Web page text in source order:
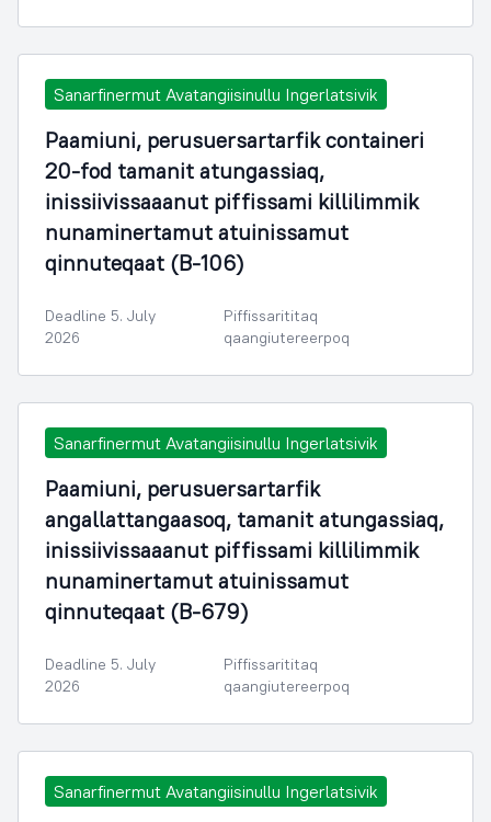
Sanarfinermut Avatangiisinullu Ingerlatsivik
Paamiuni, perusuersartarfik containeri
20-fod tamanit atungassiaq,
inissiivissaaanut piffissami killilimmik
nunaminertamut atuinissamut
qinnuteqaat (B-106)
Deadline 5. July
2026
Piffissarititaq
qaangiutereerpoq
Sanarfinermut Avatangiisinullu Ingerlatsivik
Paamiuni, perusuersartarfik
angallattangaasoq, tamanit atungassiaq,
inissiivissaaanut piffissami killilimmik
nunaminertamut atuinissamut
qinnuteqaat (B-679)
Deadline 5. July
2026
Piffissarititaq
qaangiutereerpoq
Sanarfinermut Avatangiisinullu Ingerlatsivik